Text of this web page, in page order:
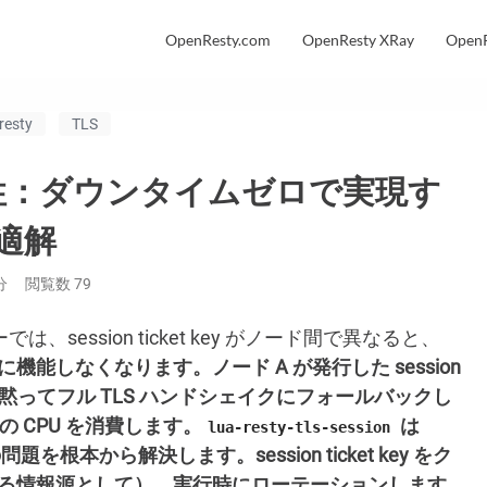
OpenResty.com OpenResty XRay
TLS
ダウンタイムゼロで実現す
解
閲覧数 79
は、session ticket key がノード間で異なると、
機能しなくなります。ノード A が発行した session
ってフル TLS ハンドシェイクにフォールバックし
CPU を消費します。 lua-resty-tls-session
は
題を根本から解決します。session ticket key をク